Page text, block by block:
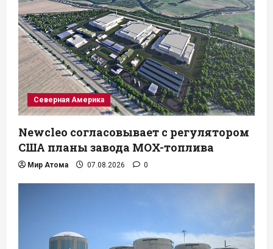
Северная Америка
Newcleo согласовывает с регулятором
США планы завода MOX-топлива
Мир Атома 07.08.2026 0